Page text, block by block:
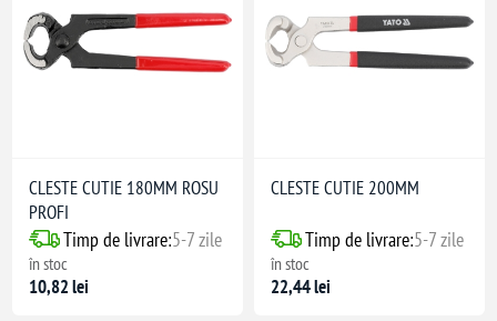
CLESTE CUTIE 180MM ROSU
PROFI
Timp de livrare:5-7 zile
în stoc
10,82 lei
CLESTE CUTIE 200MM
Timp de livrare:5-7 zile
în stoc
22,44 lei